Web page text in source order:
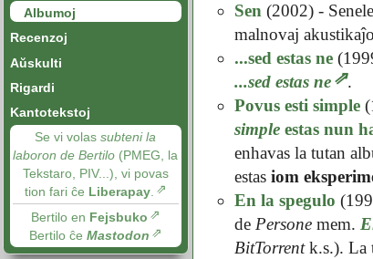
Albumoj
Recenzoj
Aŭskulti
Rigardi
Kantotekstoj
Se vi volassubteni la
laboron de Bertilo (PMEG, la
Tekstaro, PIV...), vi povas
tion fari ĉe Liberapay
Bertilo en Fejsbuko
Bertilo ĉeMastodon
Sen (2002) -
malnovaj
...sed estas ne
...sed estas ne
.
Povus esti simple
simpleestas nun
enhavas la tutan
estas iom
En la spegulo
de Personemem.
BitTorrentk.s.). La